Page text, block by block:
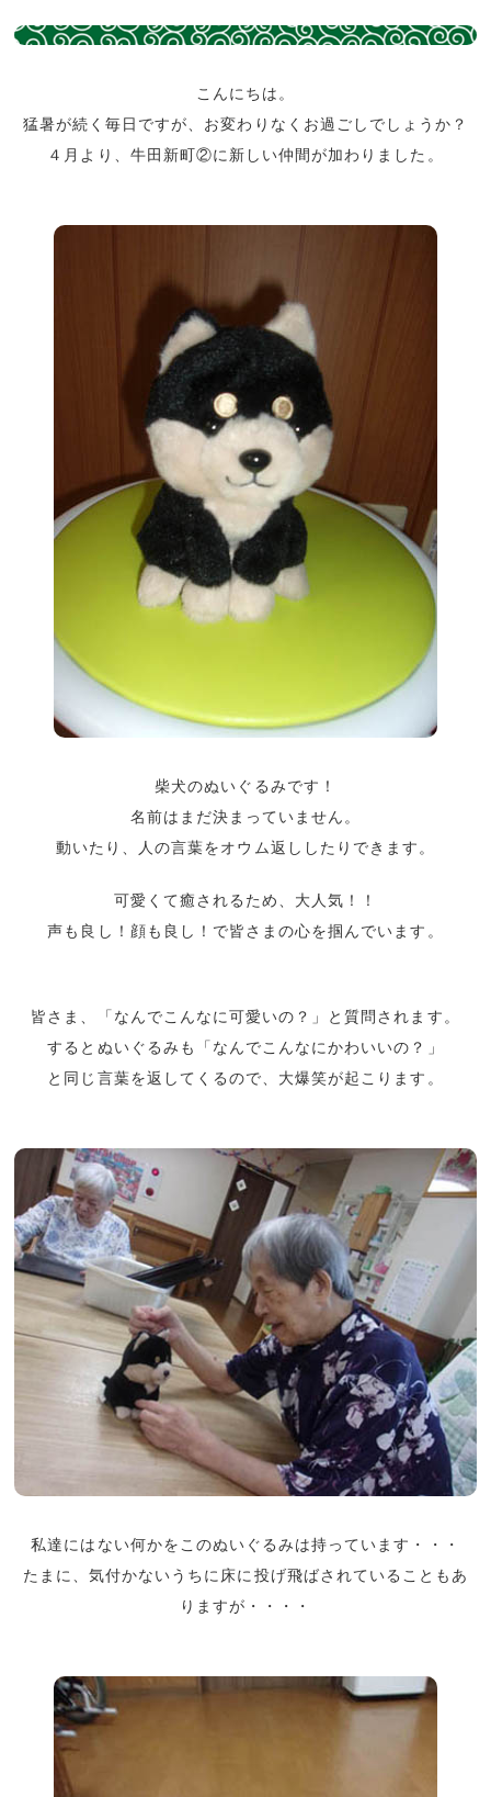
こんにちは。
猛暑が続く毎日ですが、お変わりなくお過ごしでしょうか？
４月より、牛田新町②に新しい仲間が加わりました。
柴犬のぬいぐるみです！
名前はまだ決まっていません。
動いたり、人の言葉をオウム返ししたりできます。
可愛くて癒されるため、大人気！！
声も良し！顔も良し！で皆さまの心を掴んでいます。
皆さま、「なんでこんなに可愛いの？」と質問されます。
するとぬいぐるみも「なんでこんなにかわいいの？」
と同じ言葉を返してくるので、大爆笑が起こります。
私達にはない何かをこのぬいぐるみは持っています・・・
たまに、気付かないうちに床に投げ飛ばされていることもあ
りますが・・・・